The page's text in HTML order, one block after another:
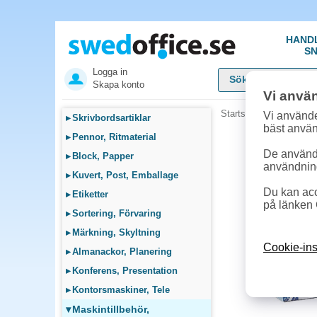
Logga in
Skapa konto
▸Skrivbordsartiklar
▸ Pennor, Ritmaterial
▸ Block, Papper
▸ Kuvert, Post, Emballage
▸ Etiketter
▸Sortering, Förvaring
▸ Märkning, Skyltning
▸Almanackor, Planering
▸ Konferens, Presentation
▸ Kontorsmaskiner, Tele
▾Maskintillbehör,
Startsida »
Vi
Vi
bäst
De
Du kan
på länken
Cookie-